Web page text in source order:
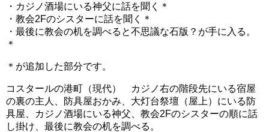
・カジノ酒場にいる神父に話を聞く＊
・教会2Fのシスターに話を聞く＊
・最後に教会の机を調べると不思議な石版？が手に入る。
＊
＊が追加した部分です。
コスタールの港町（現代） カジノ右の階段先にいる宿屋
の裏の主人、防具屋おかみ、大灯台祭壇（屋上）にいる防
具屋、カジノ酒場にいる神父、教会2Fのシスターの順に話
し掛け、最後に教会の机を調べる。